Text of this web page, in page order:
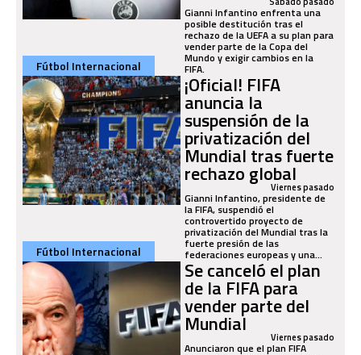
Gianni Infantino enfrenta una
posible destitución tras el
rechazo de la UEFA a su plan para
vender parte de la Copa del
Mundo y exigir cambios en la
FIFA.
Fútbol Internacional
¡Oficial! FIFA
anuncia la
suspensión de la
privatización del
Mundial tras fuerte
rechazo globalViernes pasado
Gianni Infantino, presidente de
la FIFA, suspendió el
controvertido proyecto de
privatización del Mundial tras la
fuerte presión de las
federaciones europeas y una...
Fútbol Internacional
Se canceló el plan
de la FIFA para
vender parte del
Mundial Viernes pasado
Anunciaron que el plan FIFA